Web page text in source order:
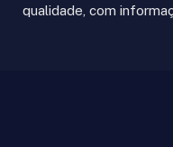
qualidade, com